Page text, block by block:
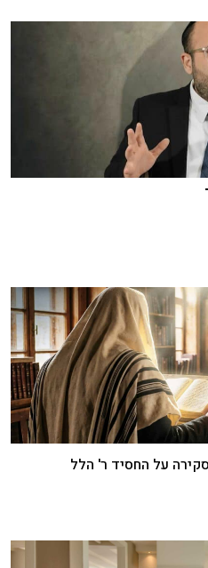
על החסיד ר' הלל